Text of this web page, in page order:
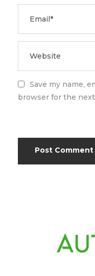
Save my name,
browser for the